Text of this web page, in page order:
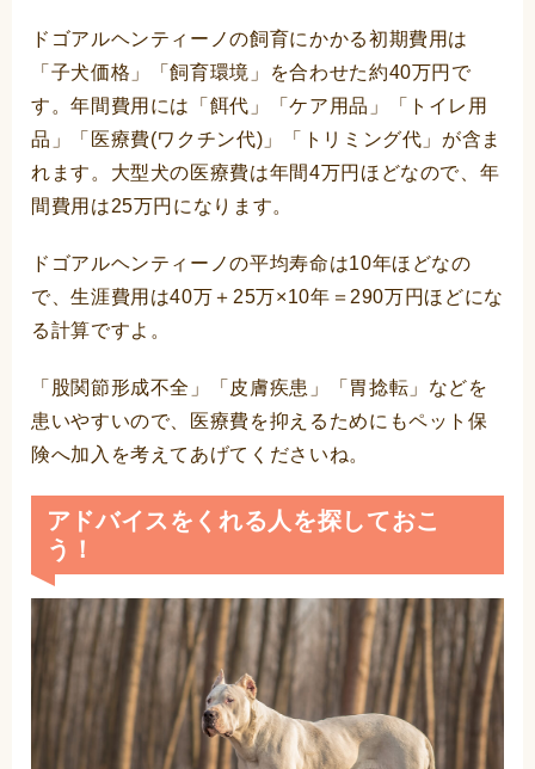
ドゴアルヘンティーノの飼育にかかる初期費用は
「子犬価格」「飼育環境」を合わせた約40万円で
す。年間費用には「餌代」「ケア用品」「トイレ用
品」「医療費(ワクチン代)」「トリミング代」が含ま
れます。大型犬の医療費は年間4万円ほどなので、年
間費用は25万円になります。
ドゴアルヘンティーノの平均寿命は10年ほどなの
で、生涯費用は40万＋25万×10年＝290万円ほどにな
る計算ですよ。
「股関節形成不全」「皮膚疾患」「胃捻転」などを
患いやすいので、医療費を抑えるためにもペット保
険へ加入を考えてあげてくださいね。
アドバイスをくれる人を探しておこ
う！